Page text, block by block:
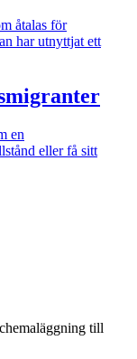
åtalas för
har utnyttjat ett
en
eller få sitt
till